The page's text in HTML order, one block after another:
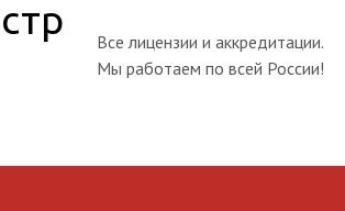
Все лицензии и аккредитации.
Мы работаем по всей России!